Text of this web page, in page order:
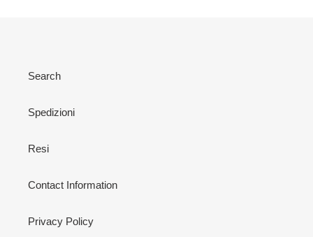
Search
Spedizioni
Resi
Contact Information
Privacy Policy